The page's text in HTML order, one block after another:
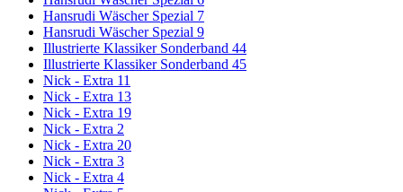
Hansrudi Wäscher Spezial 7
Hansrudi Wäscher Spezial 9
Illustrierte Klassiker Sonderband 44
Illustrierte Klassiker Sonderband 45
Nick - Extra 11
Nick - Extra 13
Nick - Extra 19
Nick - Extra 2
Nick - Extra 20
Nick - Extra 3
Nick - Extra 4